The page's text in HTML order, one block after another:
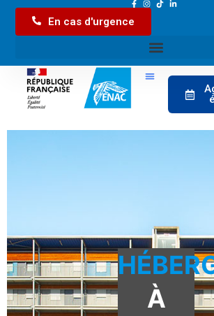
En cas d'urgence
À